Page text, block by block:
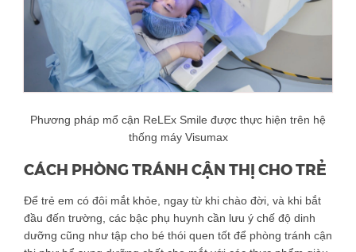
Phương pháp mổ cận ReLEx Smile được thực hiện trên hệ
thống máy Visumax
CÁCH PHÒNG TRÁNH CẬN THỊ CHO TRẺ
Để trẻ em có đôi mắt khỏe, ngay từ khi chào đời, và khi bắt
đầu đến trường, các bậc phụ huynh cần lưu ý chế độ dinh
dưỡng cũng như tập cho bé thói quen tốt để phòng tránh cận